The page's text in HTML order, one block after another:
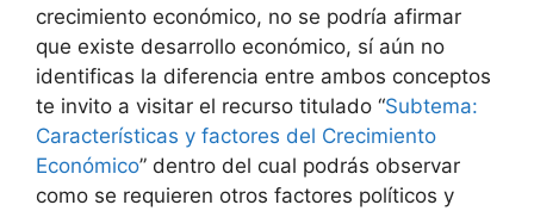
crecimiento económico, no se podría afirmar
que existe desarrollo económico, sí aún no
identificas la diferencia entre ambos conceptos
te invito a visitar el recurso titulado “Subtema:
Características y factores del Crecimiento
Económico” dentro del cual podrás observar
como se requieren otros factores políticos y